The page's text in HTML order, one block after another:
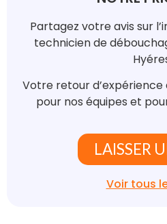
Partagez votre avis sur
technicien de
Votre retour
pour nos équipes et
LAISSER
Voir tous